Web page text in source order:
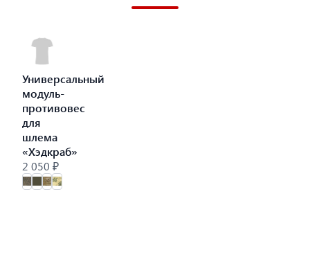
Универсальный
модуль-
противовес
для
шлема
«Хэдкраб»
2 050 ₽